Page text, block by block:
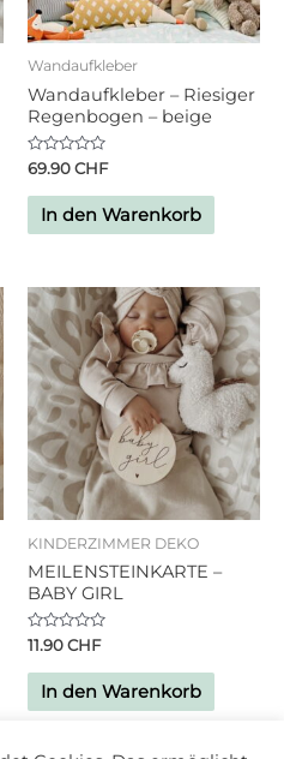
Wandaufkleber
Wandaufkleber – Riesiger
Regenbogen – beige
Bewertet
mit
0
von
69.90CHF
In den Warenkorb
KINDERZIMMER DEKO
MEILENSTEINKARTE –
BABY GIRL
Bewertet
mit
0
von
11.90CHF
In den Warenkorb